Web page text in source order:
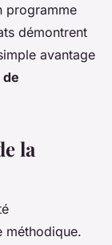
programme
démontrent
avantage
la
méthodique.